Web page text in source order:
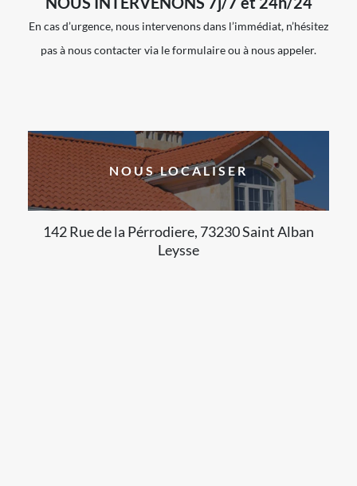
En cas d’urgence, nous intervenons dans l’immédiat, n’hésitez
pas à nous contacter via le formulaire ou à nous appeler.
NOUS LOCALISER
142 Rue de la Pérrodiere, 73230 Saint Alban
Leysse